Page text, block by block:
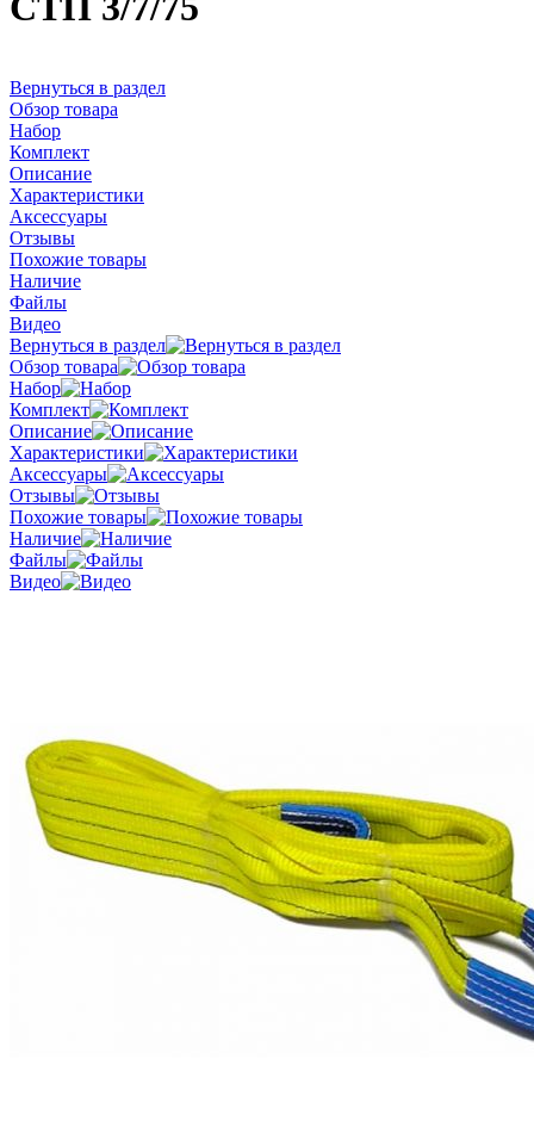
Вернуться в раздел
Обзор товара
Набор
Комплект
Описание
Характеристики
Аксессуары
Отзывы
Похожие товары
Наличие
Файлы
Видео
Вернуться в раздел
Обзор товара
Набор
Комплект
Описание
Характеристики
Аксессуары
Отзывы
Похожие товары
Наличие
Файлы
Видео